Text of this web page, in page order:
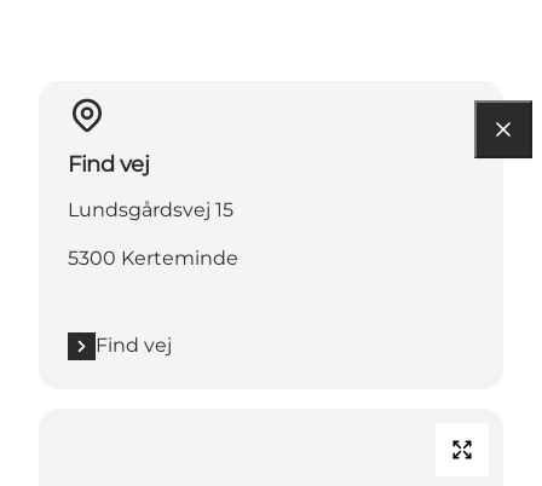
Find vej
Lundsgårdsvej 15
5300 Kerteminde
Find vej